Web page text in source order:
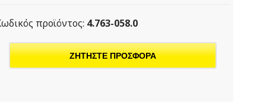
προϊόντος: 4.763-058.0
ΖΗΤΗΣΤΕ ΠΡΟΣΦΟΡΑ